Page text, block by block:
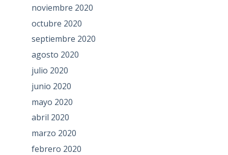
noviembre 2020
octubre 2020
septiembre 2020
agosto 2020
julio 2020
junio 2020
mayo 2020
abril 2020
marzo 2020
febrero 2020